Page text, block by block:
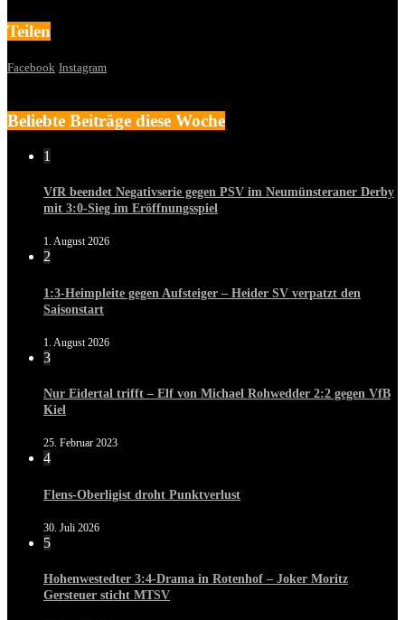
Teilen
Facebook Instagram
Beliebte Beiträge diese Woche
1
VfR beendet Negativserie gegen PSV im Neumünsteraner Derby
mit 3:0-Sieg im Eröffnungsspiel
1. August 2026
2
1:3-Heimpleite gegen Aufsteiger – Heider SV verpatzt den
Saisonstart
1. August 2026
3
Nur Eidertal trifft – Elf von Michael Rohwedder 2:2 gegen VfB
Kiel
25. Februar 2023
4
Flens-Oberligist droht Punktverlust
30. Juli 2026
5
Hohenwestedter 3:4-Drama in Rotenhof – Joker Moritz
Gersteuer sticht MTSV